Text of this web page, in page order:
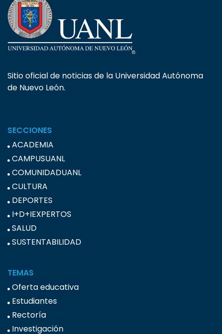
Sitio oficial de noticias de la Universidad Autónoma
de Nuevo León.
SECCIONES
ACADEMIA
CAMPUSUANL
COMUNIDADUANL
CULTURA
DEPORTES
I+D+IEXPERTOS
SALUD
SUSTENTABILIDAD
TEMAS
Oferta educativa
Estudiantes
Rectoría
Investigación